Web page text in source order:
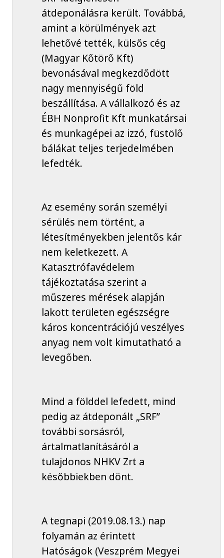
átdeponálásra került. Továbbá,
amint a körülmények azt
lehetővé tették, külsős cég
(Magyar Kőtörő Kft)
bevonásával megkezdődött
nagy mennyiségű föld
beszállítása. A vállalkozó és az
ÉBH Nonprofit Kft munkatársai
és munkagépei az izzó, füstölő
bálákat teljes terjedelmében
lefedték.
Az esemény során személyi
sérülés nem történt, a
létesítményekben jelentős kár
nem keletkezett. A
Katasztrófavédelem
tájékoztatása szerint a
műszeres mérések alapján
lakott területen egészségre
káros koncentrációjú veszélyes
anyag nem volt kimutatható a
levegőben.
Mind a földdel lefedett, mind
pedig az átdeponált „SRF”
további sorsásról,
ártalmatlanításáról a
tulajdonos NHKV Zrt a
későbbiekben dönt.
A tegnapi (2019.08.13.) nap
folyamán az érintett
Hatóságok (Veszprém Megyei